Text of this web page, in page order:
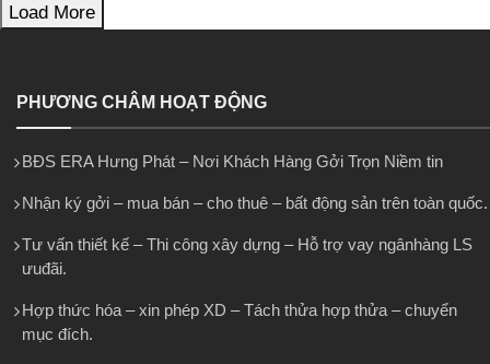
Load More
PHƯƠNG CHÂM HOẠT ĐỘNG
BĐS ERA Hưng Phát – Nơi Khách Hàng Gởi Trọn Niềm tin
Nhận ký gởi – mua bán – cho thuê – bất động sản trên toàn quốc.
Tư vấn thiết kế – Thi công xây dựng – Hỗ trợ vay ngânhàng LS
ưuđãi.
Hợp thức hóa – xin phép XD – Tách thửa hợp thửa – chuyển
mục đích.